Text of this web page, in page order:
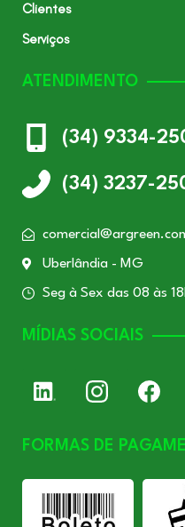
Clientes
Serviços
ATENDIMENTO
(34) 9334-
(34) 3237-
Uberlândia - MG
Seg à Sex das 08 às
MÍDIAS SOCIAIS
FORMAS DE